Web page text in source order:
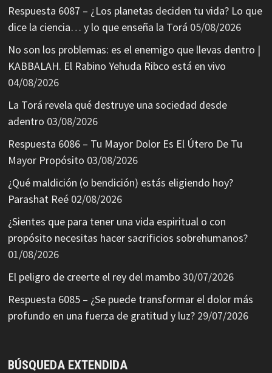
Respuesta 6087 – ¿Los planetas deciden tu vida? Lo que
dice la ciencia… y lo que enseña la Torá 05/08/2026
No son los problemas: es el enemigo que llevas dentro |
KABBALAH. El Rabino Yehuda Ribco está en vivo
04/08/2026
La Torá revela qué destruye una sociedad desde
adentro 03/08/2026
Respuesta 6086 – Tu Mayor Dolor Es El Útero De Tu
Mayor Propósito 03/08/2026
¿Qué maldición (o bendición) estás eligiendo hoy?
Parashat Reé 02/08/2026
¿Sientes que para tener una vida espiritual o con
propósito necesitas hacer sacrificios sobrehumanos?
01/08/2026
El peligro de creerte el rey del mambo 30/07/2026
Respuesta 6085 – ¿Se puede transformar el dolor más
profundo en una fuerza de gratitud y luz? 29/07/2026
BÚSQUEDA EXTENDIDA